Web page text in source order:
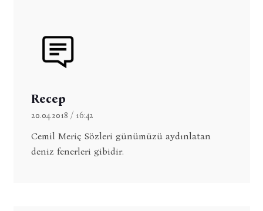
Recep
20.04.2018 / 16:42
Cemil Meriç Sözleri günümüzü aydınlatan
deniz fenerleri gibidir.